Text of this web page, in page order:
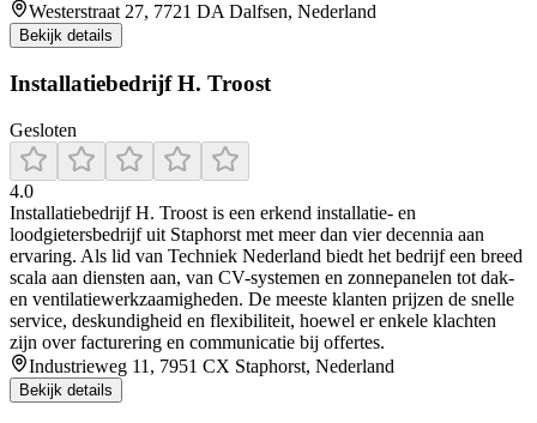
Westerstraat 27, 7721 DA Dalfsen, Nederland
Bekijk details
Installatiebedrijf H. Troost
Gesloten
4.0
Installatiebedrijf H. Troost is een erkend installatie- en
loodgietersbedrijf uit Staphorst met meer dan vier decennia aan
ervaring. Als lid van Techniek Nederland biedt het bedrijf een breed
scala aan diensten aan, van CV-systemen en zonnepanelen tot dak-
en ventilatiewerkzaamigheden. De meeste klanten prijzen de snelle
service, deskundigheid en flexibiliteit, hoewel er enkele klachten
zijn over facturering en communicatie bij offertes.
Industrieweg 11, 7951 CX Staphorst, Nederland
Bekijk details